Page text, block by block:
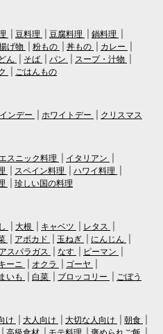
豆料理 豆腐料理
鍋料理
げ物 粉もの 丼もの
カレー
ん そば パン
スープ・汁物
ごはんもの
ンデー ホワイトデー クリスマス
スニック料理
イタリアン
スペイン料理
ハワイ料理
珍しい国の料理
大根 キャベツ
レタス
アボカド 玉ねぎ
にんじん
アスパラガス なす
ピーマン
ーニ オクラ
ゴーヤ
いも 白菜 ブロッコリー ごぼう
け 大人向け 大切な人向け
朝食